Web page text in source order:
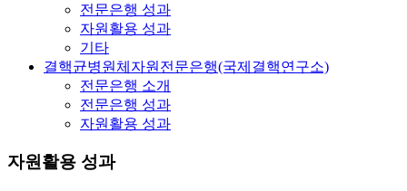
전문은행 성과
자원활용 성과
기타
결핵균병원체자원전문은행(국제결핵연구소)
전문은행 소개
전문은행 성과
자원활용 성과
자원활용 성과